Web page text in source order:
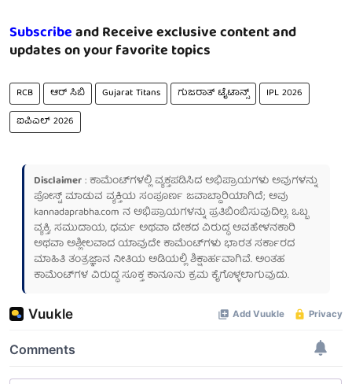
Subscribeand Receive exclusive content and
updates on your favorite topics
RCB ಆರ್ ಸಿಬಿ Gujarat Titans ಗುಜರಾತ್ ಟೈಟಾನ್ಸ್
IPL 2026
ಐಪಿಎಲ್ 2026
Disclaimer: ಕಾಮೆಂಟ್‌ಗಳಲ್ಲಿ ವ್ಯಕ್ತಪಡಿಸಿದ ಅಭಿಪ್ರಾಯಗಳು ಅವುಗಳನ್ನು
ಪೋಸ್ಟ್ ಮಾಡುವ ವ್ಯಕ್ತಿಯ ಸಂಪೂರ್ಣ ಜವಾಬ್ದಾರಿಯಾಗಿದೆ; ಅವು
kannadaprabha.com ನ ಅಭಿಪ್ರಾಯಗಳನ್ನು ಪ್ರತಿಬಿಂಬಿಸುವುದಿಲ್ಲ. ಒಬ್ಬ
ವ್ಯಕ್ತಿ, ಸಮುದಾಯ, ಧರ್ಮ ಅಥವಾ ದೇಶದ ವಿರುದ್ಧ ಅವಹೇಳನಕಾರಿ
ಅಥವಾ ಅಶ್ಲೀಲವಾದ ಯಾವುದೇ ಕಾಮೆಂಟ್‌ಗಳು ಭಾರತ ಸರ್ಕಾರದ
ಮಾಹಿತಿ ತಂತ್ರಜ್ಞಾನ ನೀತಿಯ ಅಡಿಯಲ್ಲಿ ಶಿಕ್ಷಾರ್ಹವಾಗಿವೆ. ಅಂತಹ
ಕಾಮೆಂಟ್‌ಗಳ ವಿರುದ್ಧ ಸೂಕ್ತ ಕಾನೂನು ಕ್ರಮ ಕೈಗೊಳ್ಳಲಾಗುವುದು.